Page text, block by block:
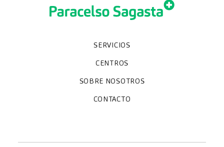
SERVICIOS
Especialidades
Diagnóstico por la imagen
Chequeos y revisiones médicas
CENTROS
Policlínica Sagasta
Paracelso Diagnóstico Médico
SOBRE NOSOTROS
Quiénes somos
Trabaja con nosotros
Noticias
Preguntas frecuentes
CONTACTO